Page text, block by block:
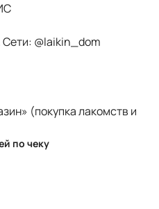
Сети: @laikin_dom
(покупка лакомств и
по чеку